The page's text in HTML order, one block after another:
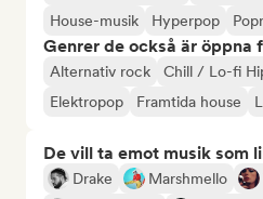
House-musik
Hyperpop
Genrer de också är öppna
Alternativ rock Chill / Lo-fi
Elektropop
Framtida house
De vill ta emot musik som
Drake Marshmello